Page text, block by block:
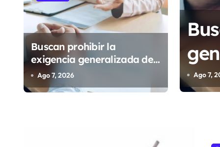
Buscan prohibir la
exigencia generalizada de
antecedentes penales para
obtener empleo en México
Ago 7, 2026
la exigencia
antecedentes
empleo en
Ago 7,